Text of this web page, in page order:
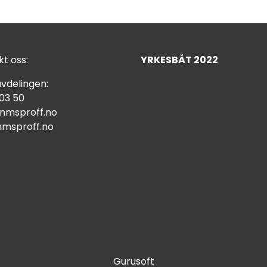
oss:
50
YRKESBÅT 2022
Gurusoft